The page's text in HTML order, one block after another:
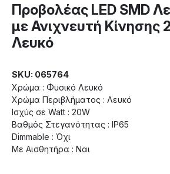
Προβολέας LED SMD
με Ανιχνευτή Κίνησης
Λευκό
SKU: 065764
Χρώμα : Φυσικό Λευκό
Χρώμα Περιβλήματος : Λευκό
Ισχύς σε Watt : 20W
Βαθμός Στεγανότητας : IP65
Dimmable : Όχι
Με Αισθητήρα : Ναι